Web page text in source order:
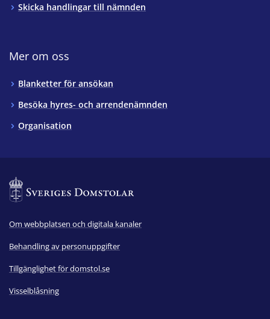
Skicka handlingar till nämnden
Mer om oss
Blanketter för ansökan
Besöka hyres- och arrendenämnden
Organisation
Om webbplatsen och digitala kanaler
Behandling av personuppgifter
Tillgänglighet för domstol.se
Visselblåsning